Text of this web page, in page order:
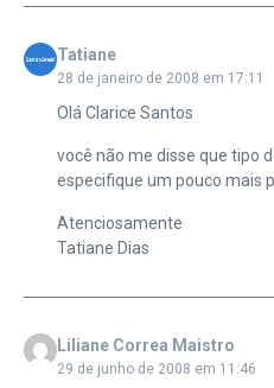
Tatiane
28 de janeiro de 2008 em 17:11
Olá Clarice Santos
você não me disse que tipo
especifique um pouco mais
Atenciosamente
Tatiane Dias
Liliane Correa Maistro
29 de junho de 2008 em 11:46